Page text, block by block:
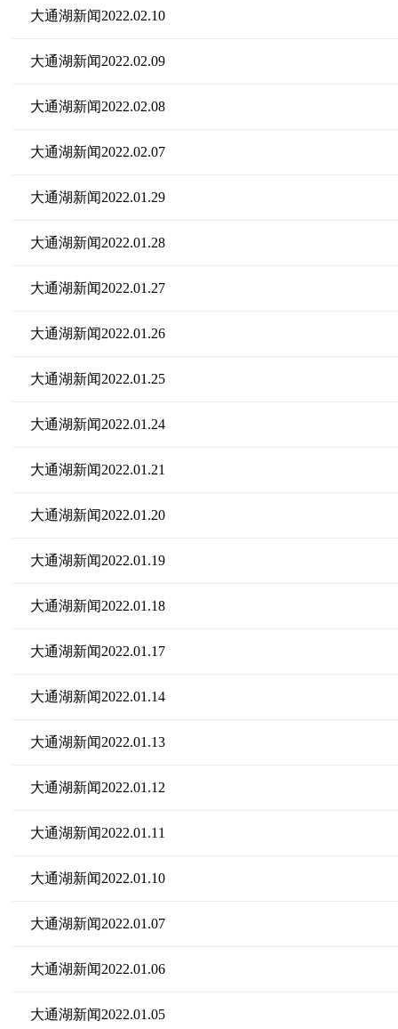
大通湖新闻2022.02.10
大通湖新闻2022.02.09
大通湖新闻2022.02.08
大通湖新闻2022.02.07
大通湖新闻2022.01.29
大通湖新闻2022.01.28
大通湖新闻2022.01.27
大通湖新闻2022.01.26
大通湖新闻2022.01.25
大通湖新闻2022.01.24
大通湖新闻2022.01.21
大通湖新闻2022.01.20
大通湖新闻2022.01.19
大通湖新闻2022.01.18
大通湖新闻2022.01.17
大通湖新闻2022.01.14
大通湖新闻2022.01.13
大通湖新闻2022.01.12
大通湖新闻2022.01.11
大通湖新闻2022.01.10
大通湖新闻2022.01.07
大通湖新闻2022.01.06
大通湖新闻2022.01.05